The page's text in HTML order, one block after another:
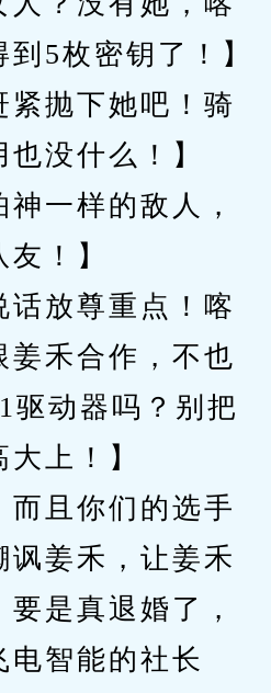
5枚密钥了！】
抛下她吧！骑
没什么！】
一样的敌人，
！】
放尊重点！喀
姜禾合作，不也
驱动器吗？别把
上！】
且你们的选手
讽姜禾，让姜禾
是真退婚了，
电智能的社长